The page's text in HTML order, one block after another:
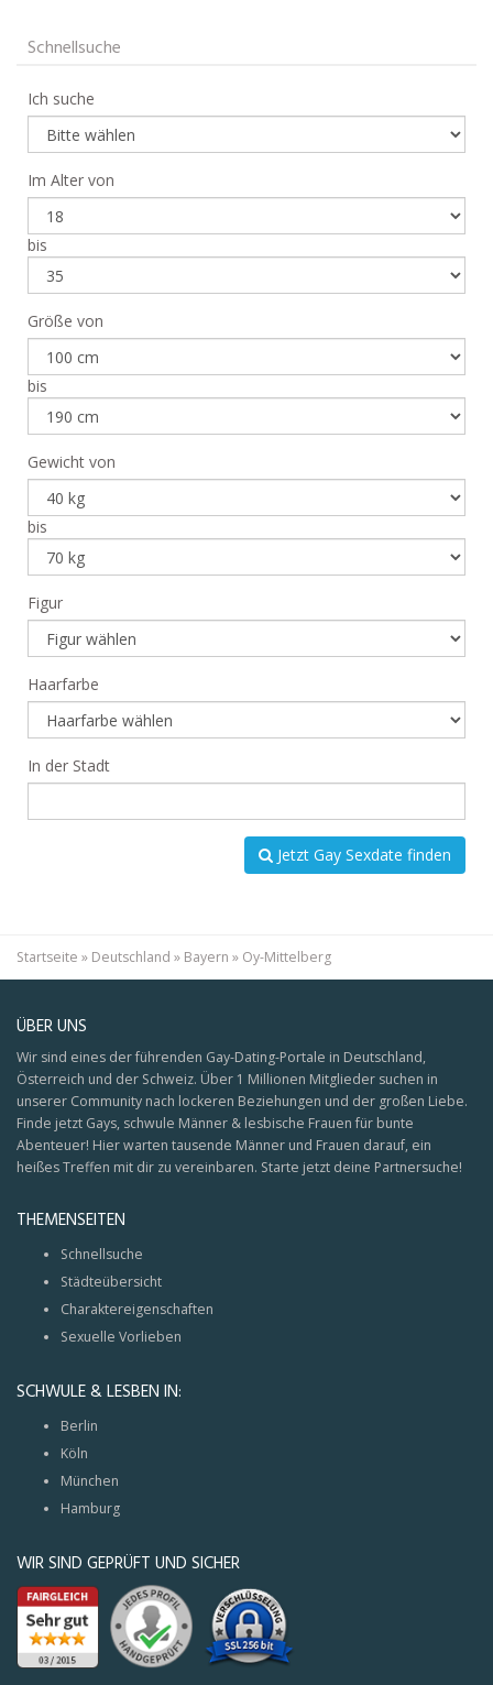
Schnellsuche
Ich suche
Im Alter von
bis
Größe von
bis
Gewicht von
bis
Figur
Haarfarbe
In der Stadt
Jetzt Gay Sexdate finden
Startseite » Deutschland » Bayern » Oy-Mittelberg
ÜBER UNS
Wir sind eines der führenden Gay-Dating-Portale in Deutschland,
Österreich und der Schweiz. Über 1 Millionen Mitglieder suchen in
unserer Community nach lockeren Beziehungen und der großen Liebe.
Finde jetzt Gays, schwule Männer & lesbische Frauen für bunte
Abenteuer! Hier warten tausende Männer und Frauen darauf, ein
heißes Treffen mit dir zu vereinbaren. Starte jetzt deine Partnersuche!
THEMENSEITEN
Schnellsuche
Städteübersicht
Charaktereigenschaften
Sexuelle Vorlieben
SCHWULE & LESBEN IN:
Berlin
Köln
München
Hamburg
WIR SIND GEPRÜFT UND SICHER